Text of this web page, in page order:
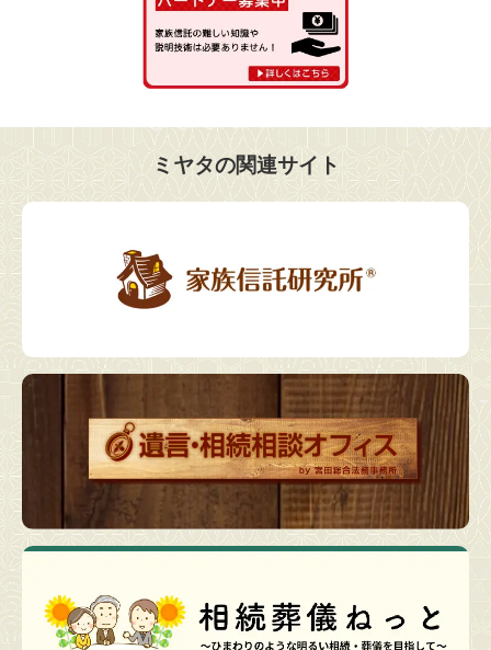
ミヤタの関連サイト